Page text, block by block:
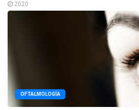
2020
OFTALMOLOGÍA